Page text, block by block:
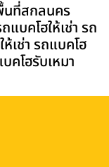
นที่สกลนคร
แบคโฮให้เช่า รถ
ห้เช่า รถแบคโฮ
คโฮรับเหมา